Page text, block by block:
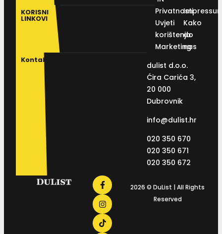
KORISNI
LINKOVI
Privatnosti
Uvjeti
korištenja
Marketing
Kako
do
nas
Kontakt
dulist d.o.o.
Ćira Carića 3,
20 000
Dubrovnik
info@dulist.hr
020 350 670
020 350 671
020 350 672
2026 © DuList | All Rights
Reserved